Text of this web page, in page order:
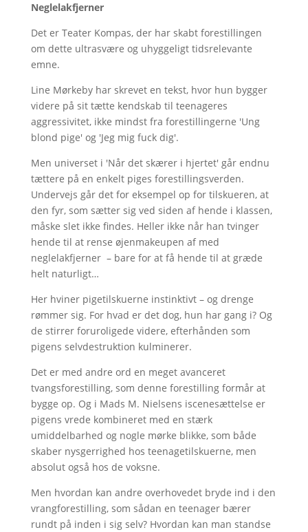
Neglelakfjerner
Det er Teater Kompas, der har skabt forestillingen
om dette ultrasvære og uhyggeligt tidsrelevante
emne.
Line Mørkeby har skrevet en tekst, hvor hun bygger
videre på sit tætte kendskab til teenageres
aggressivitet, ikke mindst fra forestillingerne 'Ung
blond pige' og 'Jeg mig fuck dig'.
Men universet i 'Når det skærer i hjertet' går endnu
tættere på en enkelt piges forestillingsverden.
Undervejs går det for eksempel op for tilskueren, at
den fyr, som sætter sig ved siden af hende i klassen,
måske slet ikke findes. Heller ikke når han tvinger
hende til at rense øjenmakeupen af med
neglelakfjerner – bare for at få hende til at græde
helt naturligt…
Her hviner pigetilskuerne instinktivt – og drenge
rømmer sig. For hvad er det dog, hun har gang i? Og
de stirrer foruroligede videre, efterhånden som
pigens selvdestruktion kulminerer.
Det er med andre ord en meget avanceret
tvangsforestilling, som denne forestilling formår at
bygge op. Og i Mads M. Nielsens iscenesættelse er
pigens vrede kombineret med en stærk
umiddelbarhed og nogle mørke blikke, som både
skaber nysgerrighed hos teenagetilskuerne, men
absolut også hos de voksne.
Men hvordan kan andre overhovedet bryde ind i den
vrangforestilling, som sådan en teenager bærer
rundt på inden i sig selv? Hvordan kan man standse